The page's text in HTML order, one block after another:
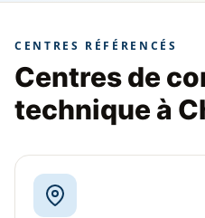
CENTRES RÉFÉRENCÉS
Centres de
technique à